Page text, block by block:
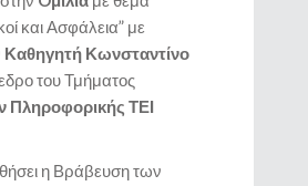
και Ασφάλεια” με
Καθηγητή Κωνσταντίνο
του Τμήματος
Πληροφορικής ΤΕΙ
η Βράβευση των